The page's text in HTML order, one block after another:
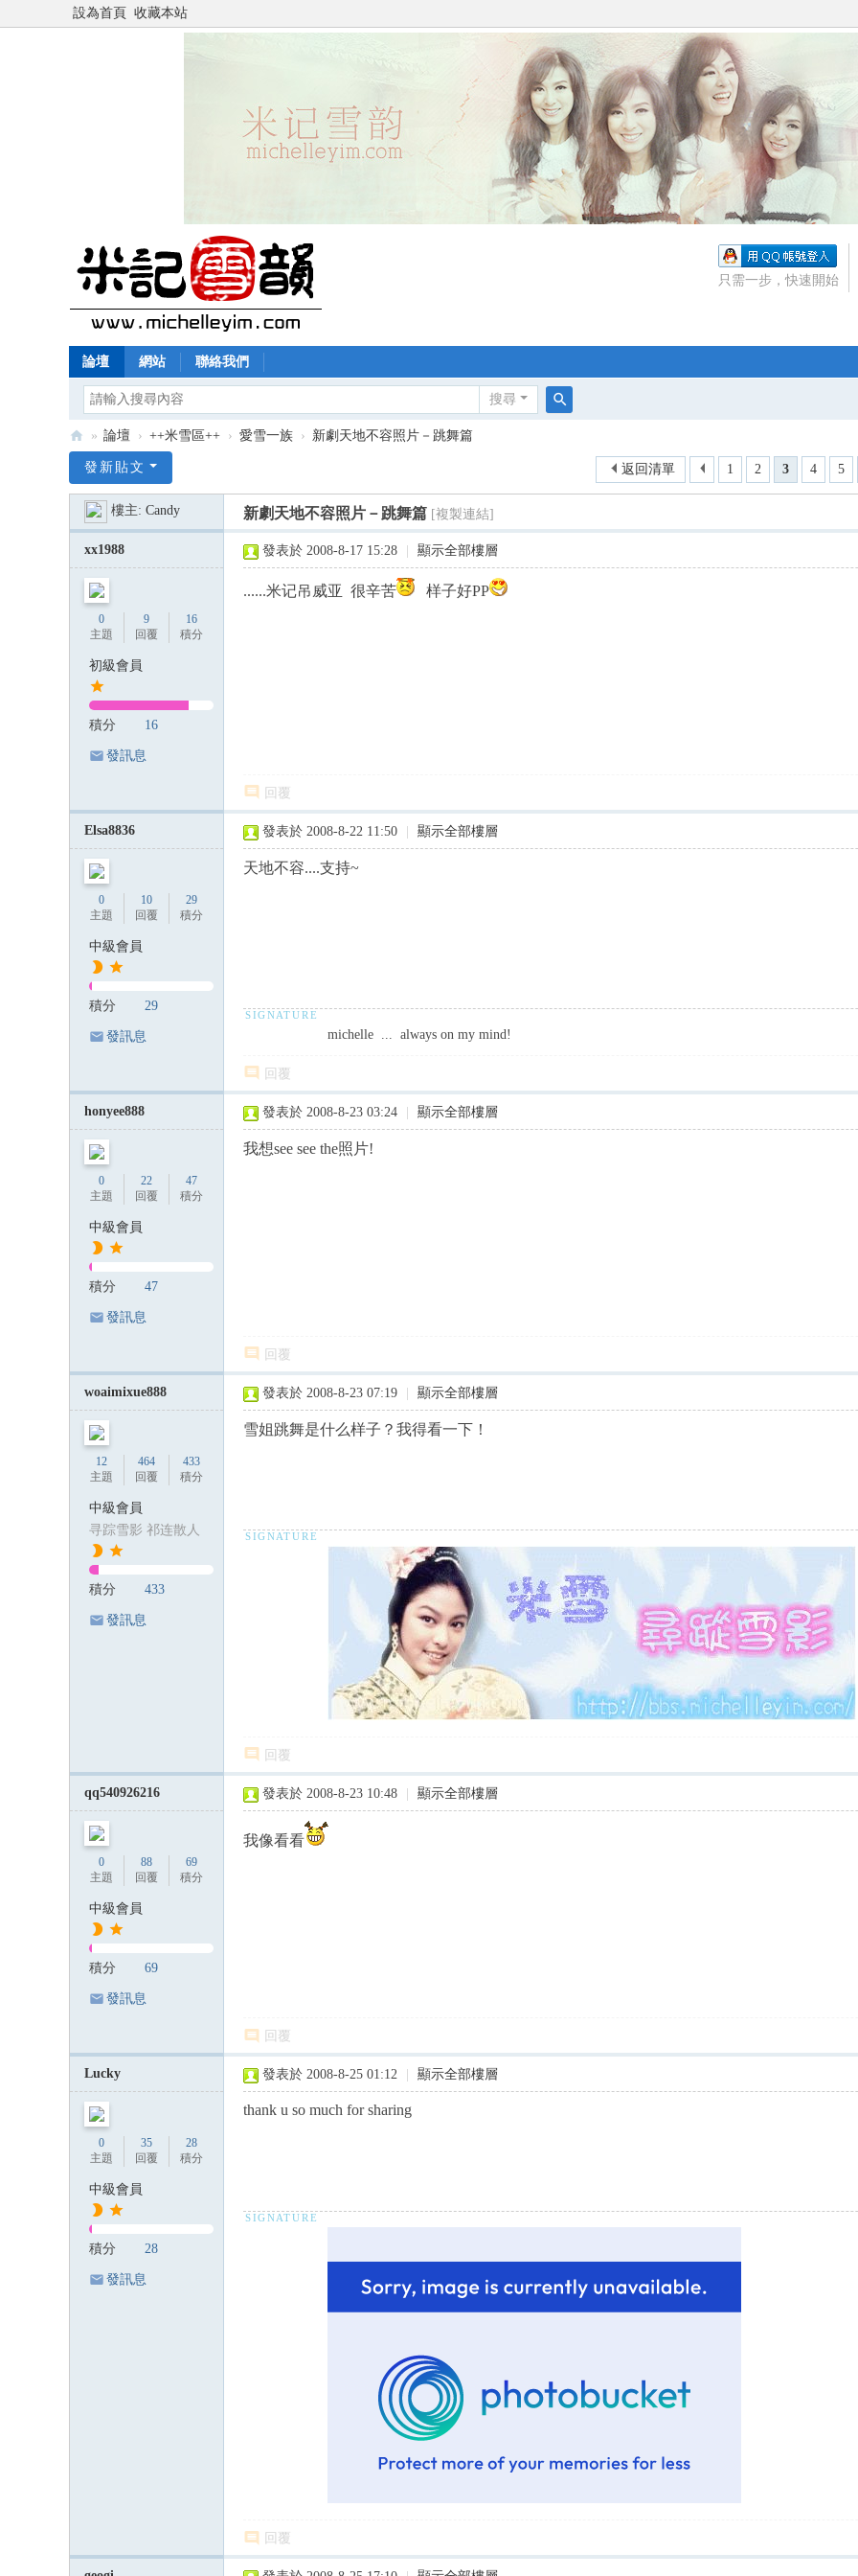
設為首頁 收藏本站
只需一步，快速開始
論壇 網站 聯絡我們
搜尋
米
:::
» 論壇 › ++米雪區++ › 愛雪一族 › 新劇天地不容照片－跳舞篇
1 2 3 4 5
返回清單
發新貼文
樓主: Candy 新劇天地不容照片－跳舞篇 [複製連結]
xx1988
0
主題
9
回覆
16
積分
初級會員
積分 16
發訊息
發表於 2008-8-17 15:28 顯示全部樓層
......米记吊威亚 很辛苦 样子好PP
回覆
Elsa8836
0
主題
10
回覆
29
積分
中級會員
積分 29
發訊息
發表於 2008-8-22 11:50 顯示全部樓層
天地不容....支持~
michelle ... always on my mind!
回覆
honyee888
0
主題
22
回覆
47
積分
中級會員
積分 47
發訊息
發表於 2008-8-23 03:24 顯示全部樓層
我想see see the照片!
回覆
woaimixue888
12
主題
464
回覆
433
積分
中級會員
寻踪雪影 祁连散人
積分 433
發訊息
發表於 2008-8-23 07:19 顯示全部樓層
雪姐跳舞是什么样子？我得看一下！
回覆
qq540926216
0
主題
88
回覆
69
積分
中級會員
積分 69
發訊息
發表於 2008-8-23 10:48 顯示全部樓層
我像看看
回覆
Lucky
0
主題
35
回覆
28
積分
中級會員
積分 28
發訊息
發表於 2008-8-25 01:12 顯示全部樓層
thank u so much for sharing
回覆